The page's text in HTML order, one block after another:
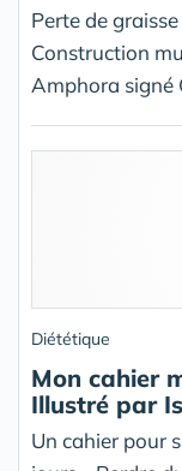
Perte de
Construction
Amphora signé
Diététique
Mon cahier
Illustré par
Un cahier pour